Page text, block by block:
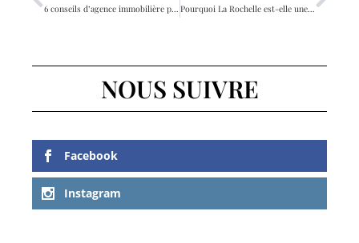
Pourquoi La Rochelle est-elle une ville attractive ?
NOUS SUIVRE
Facebook
Instagram